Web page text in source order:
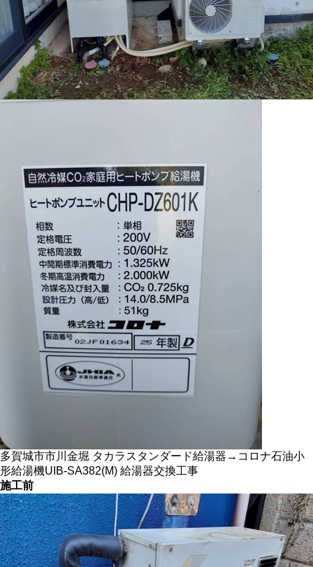
多賀城市市川金堀 タカラスタンダード給湯器→コロナ石油小
形給湯機UIB-SA382(M) 給湯器交換工事
施工前